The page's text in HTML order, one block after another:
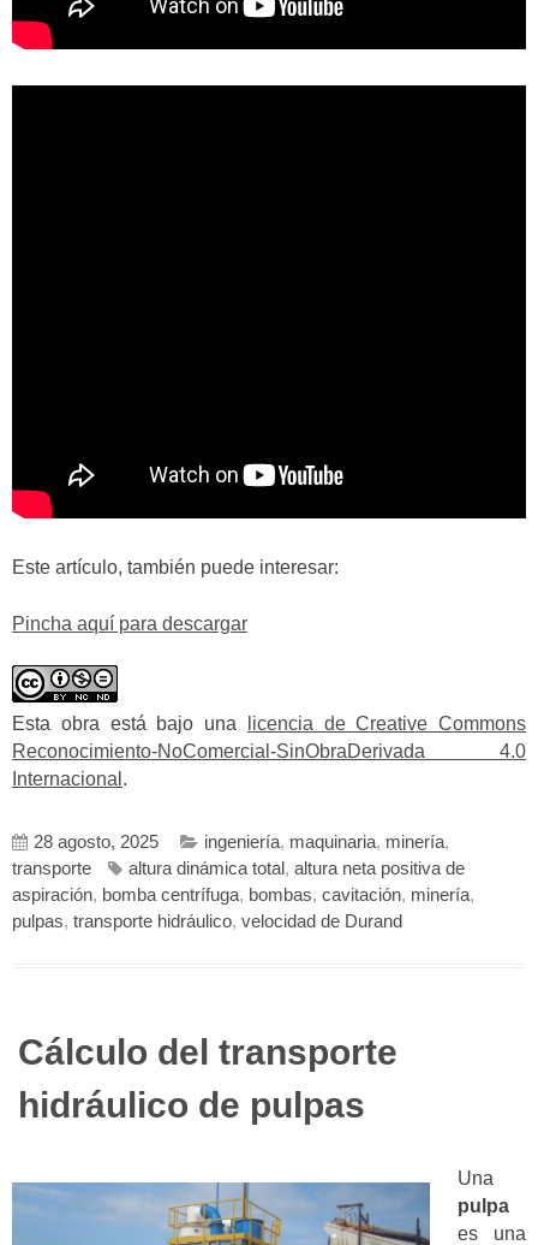
Este artículo, también puede interesar:
Pincha aquí para descargar
Esta obra está bajo una
licencia de Creative Commons
Reconocimiento-NoComercial-SinObraDerivada 4.0
Internacional .
28 agosto, 2025 ingeniería, maquinaria, minería,
transporte
altura dinámica total, altura neta positiva de
aspiración, bomba centrífuga, bombas, cavitación, minería,
pulpas, transporte hidráulico, velocidad de Durand
Cálculo del transporte
hidráulico de pulpas
Una
pulpa
es una